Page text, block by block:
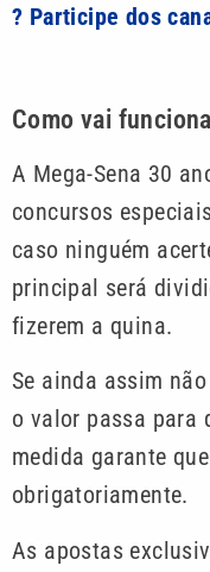
? Participe dos
Como vai
A Mega-Sena 30
concursos
caso ninguém
principal será
fizerem a quina.
Se ainda assim
o valor passa para
medida garante
obrigatoriamente.
As apostas